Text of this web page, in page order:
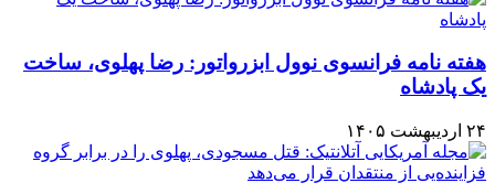
هفته نامه فرانسوی نوول ابزرواتور: رضا پهلوی، ساخت
یک پادشاه
۲۴ اردیبهشت ۱۴۰۵